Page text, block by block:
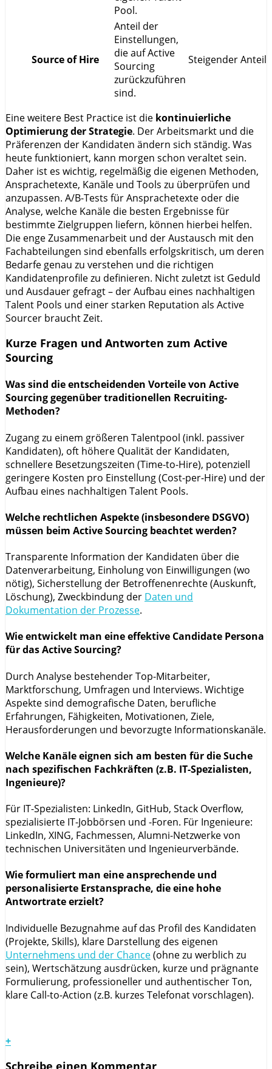
Pool.
Source of Hire
Anteil der
Einstellungen,
die auf Active
Sourcing
zurückzuführen
sind.
Steigender Anteil
Eine weitere Best Practice ist die kontinuierliche
Optimierung der Strategie. Der Arbeitsmarkt und die
Präferenzen der Kandidaten ändern sich ständig. Was
heute funktioniert, kann morgen schon veraltet sein.
Daher ist es wichtig, regelmäßig die eigenen Methoden,
Ansprachetexte, Kanäle und Tools zu überprüfen und
anzupassen. A/B-Tests für Ansprachetexte oder die
Analyse, welche Kanäle die besten Ergebnisse für
bestimmte Zielgruppen liefern, können hierbei helfen.
Die enge Zusammenarbeit und der Austausch mit den
Fachabteilungen sind ebenfalls erfolgskritisch, um deren
Bedarfe genau zu verstehen und die richtigen
Kandidatenprofile zu definieren. Nicht zuletzt ist Geduld
und Ausdauer gefragt – der Aufbau eines nachhaltigen
Talent Pools und einer starken Reputation als Active
Sourcer braucht Zeit.
Kurze Fragen und Antworten zum Active
Sourcing
Was sind die entscheidenden Vorteile von Active
Sourcing gegenüber traditionellen Recruiting-
Methoden?
Zugang zu einem größeren Talentpool (inkl. passiver
Kandidaten), oft höhere Qualität der Kandidaten,
schnellere Besetzungszeiten (Time-to-Hire), potenziell
geringere Kosten pro Einstellung (Cost-per-Hire) und der
Aufbau eines nachhaltigen Talent Pools.
Welche rechtlichen Aspekte (insbesondere DSGVO)
müssen beim Active Sourcing beachtet werden?
Transparente Information der Kandidaten über die
Datenverarbeitung, Einholung von Einwilligungen (wo
nötig), Sicherstellung der Betroffenenrechte (Auskunft,
Löschung), Zweckbindung der Daten und
Dokumentation der Prozesse.
Wie entwickelt man eine effektive Candidate Persona
für das Active Sourcing?
Durch Analyse bestehender Top-Mitarbeiter,
Marktforschung, Umfragen und Interviews. Wichtige
Aspekte sind demografische Daten, berufliche
Erfahrungen, Fähigkeiten, Motivationen, Ziele,
Herausforderungen und bevorzugte Informationskanäle.
Welche Kanäle eignen sich am besten für die Suche
nach spezifischen Fachkräften (z.B. IT-Spezialisten,
Ingenieure)?
Für IT-Spezialisten: LinkedIn, GitHub, Stack Overflow,
spezialisierte IT-Jobbörsen und -Foren. Für Ingenieure:
LinkedIn, XING, Fachmessen, Alumni-Netzwerke von
technischen Universitäten und Ingenieurverbände.
Wie formuliert man eine ansprechende und
personalisierte Erstansprache, die eine hohe
Antwortrate erzielt?
Individuelle Bezugnahme auf das Profil des Kandidaten
(Projekte, Skills), klare Darstellung des eigenen
Unternehmens und der Chance(ohne zu werblich zu
sein), Wertschätzung ausdrücken, kurze und prägnante
Formulierung, professioneller und authentischer Ton,
klare Call-to-Action (z.B. kurzes Telefonat vorschlagen).
+
Schreibe einen Kommentar